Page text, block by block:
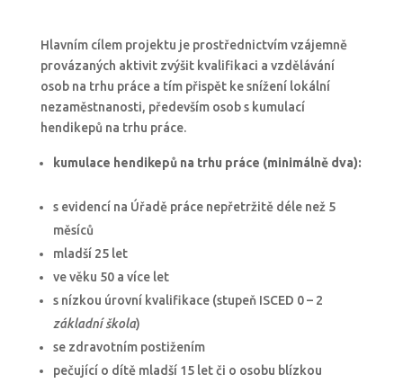
Hlavním cílem projektu je prostřednictvím vzájemně
provázaných aktivit zvýšit kvalifikaci a vzdělávání
osob na trhu práce a tím přispět ke snížení lokální
nezaměstnanosti, především osob s kumulací
hendikepů na trhu práce.
kumulace hendikepů na trhu práce (minimálně dva):
s evidencí na Úřadě práce nepřetržitě déle než 5
měsíců
mladší 25 let
ve věku 50 a více let
s nízkou úrovní kvalifikace (stupeň ISCED 0 – 2
základní škola)
se zdravotním postižením
pečující o dítě mladší 15 let či o osobu blízkou